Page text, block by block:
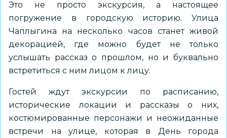
Это не просто экскурсия, а настоящее
погружение в городскую историю. Улица
Чаплыгина на несколько часов станет живой
декорацией, где можно будет не только
услышать рассказ о прошлом, но и буквально
встретиться с ним лицом к лицу.
Гостей ждут экскурсии по расписанию,
исторические локации и рассказы о них,
костюмированные персонажи и неожиданные
встречи на улице, которая в День города